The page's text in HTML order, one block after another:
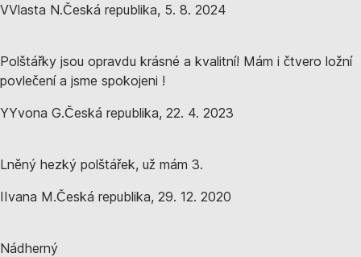
VVlasta N.Česká republika, 5. 8. 2024
Polštářky jsou opravdu krásné a kvalitní! Mám i čtvero ložní
povlečení a jsme spokojeni !
YYvona G.Česká republika, 22. 4. 2023
Lněný hezký polštářek, už mám 3.
IIvana M.Česká republika, 29. 12. 2020
Nádherný